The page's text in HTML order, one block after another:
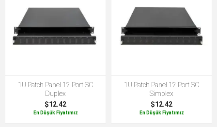
1U Patch Panel 12 Port SC
Duplex
$12.42
En Düşük Fiyatımız
1U Patch Panel 12 Port SC
Simplex
$12.42
En Düşük Fiyatımız